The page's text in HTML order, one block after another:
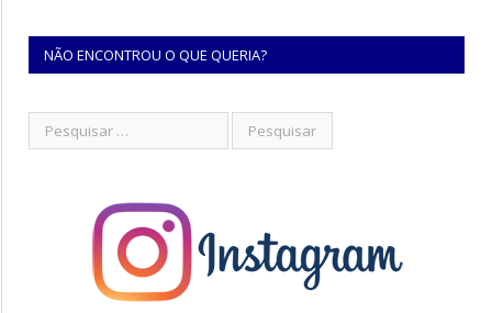
NÃO ENCONTROU O QUE QUERIA?